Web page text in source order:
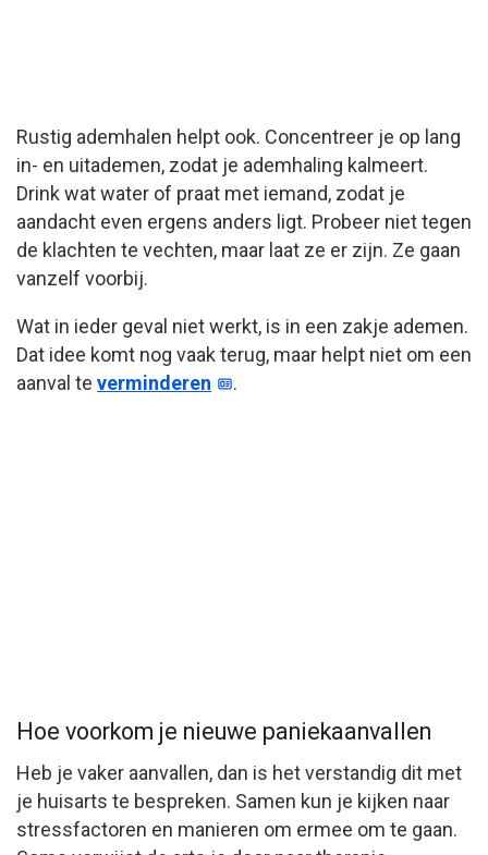
Rustig ademhalen helpt ook. Concentreer je op lang
in- en uitademen, zodat je ademhaling kalmeert.
Drink wat water of praat met iemand, zodat je
aandacht even ergens anders ligt. Probeer niet tegen
de klachten te vechten, maar laat ze er zijn. Ze gaan
vanzelf voorbij.
Wat in ieder geval niet werkt, is in een zakje ademen.
Dat idee komt nog vaak terug, maar helpt niet om een
aanval te verminderen .
Hoe voorkom je nieuwe paniekaanvallen
Heb je vaker aanvallen, dan is het verstandig dit met
je huisarts te bespreken. Samen kun je kijken naar
stressfactoren en manieren om ermee om te gaan.